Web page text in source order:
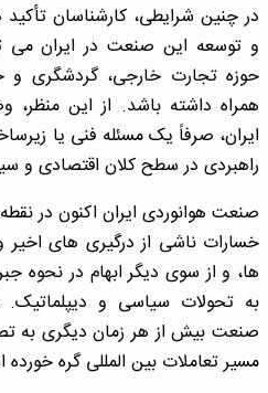
در چنین شرایطی، کارشناسان
و توسعه این صنعت در ایران می
حوزه تجارت خارجی، گردشگری و
همراه داشته باشد. از این
ایران، صرفاً یک مسئله فنی یا
راهبردی در سطح کلان اقتصادی و
صنعت هوانوردی ایران اکنون در
خسارات ناشی از درگیری های
ها، و از سوی دیگر ابهام در نحوه
به تحولات سیاسی و دیپلماتیک.
صنعت بیش از هر زمان دیگری به
مسیر تعاملات بین المللی گره